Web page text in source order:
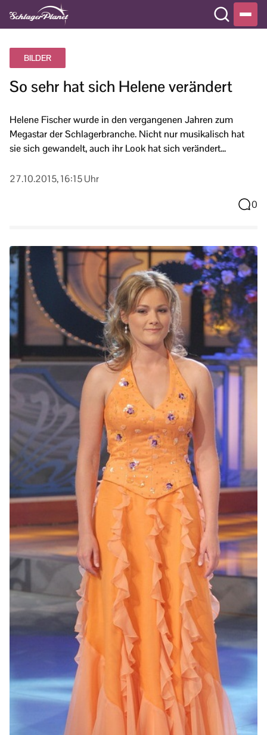
BILDER
So sehr hat sich Helene verändert
Helene Fischer wurde in den vergangenen Jahren zum
Megastar der Schlagerbranche. Nicht nur musikalisch hat
sie sich gewandelt, auch ihr Look hat sich verändert...
27.10.2015, 16:15 Uhr
0